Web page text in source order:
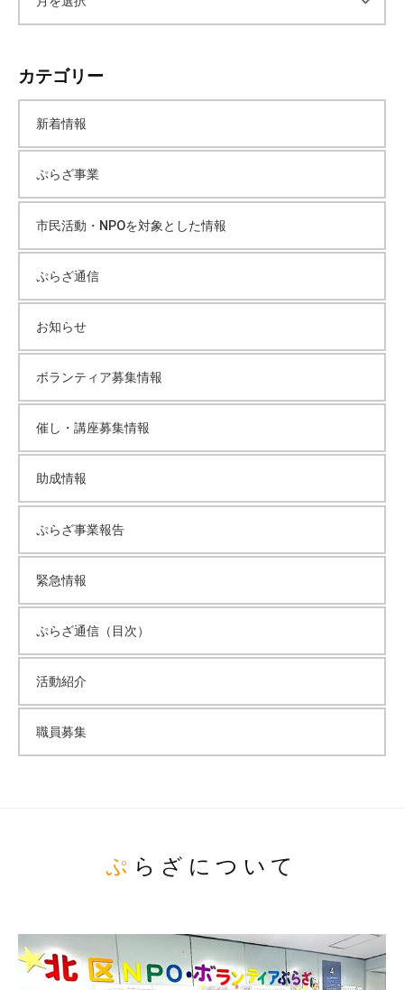
カ
イ
ブ
カテゴリー
新着情報
ぷらざ事業
市民活動・NPOを対象とした情報
ぷらざ通信
お知らせ
ボランティア募集情報
催し・講座募集情報
助成情報
ぷらざ事業報告
緊急情報
ぷらざ通信（目次）
活動紹介
職員募集
ぷらざについて